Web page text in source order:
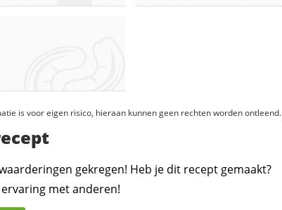
is voor eigen risico, hieraan kunnen geen rechten worden ontleend.
gekregen! Heb je dit recept gemaakt?
met anderen!